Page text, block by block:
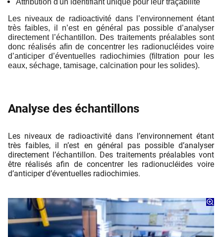
Attribution d'un identifiant unique pour leur traçabilité
Les niveaux de radioactivité dans l’environnement étant
très faibles, il n’est en général pas possible d’analyser
directement l’échantillon. Des traitements préalables sont
donc réalisés aﬁn de concentrer les radionucléides voire
d’anticiper d’éventuelles radiochimies (ﬁltration pour les
eaux, séchage, tamisage, calcination pour les solides).
Analyse des échantillons
Les niveaux de radioactivité dans l’environnement étant
très faibles, il n’est en général pas possible d’analyser
directement l’échantillon. Des traitements préalables vont
être réalisés aﬁn de concentrer les radionucléides voire
d’anticiper d’éventuelles radiochimies.